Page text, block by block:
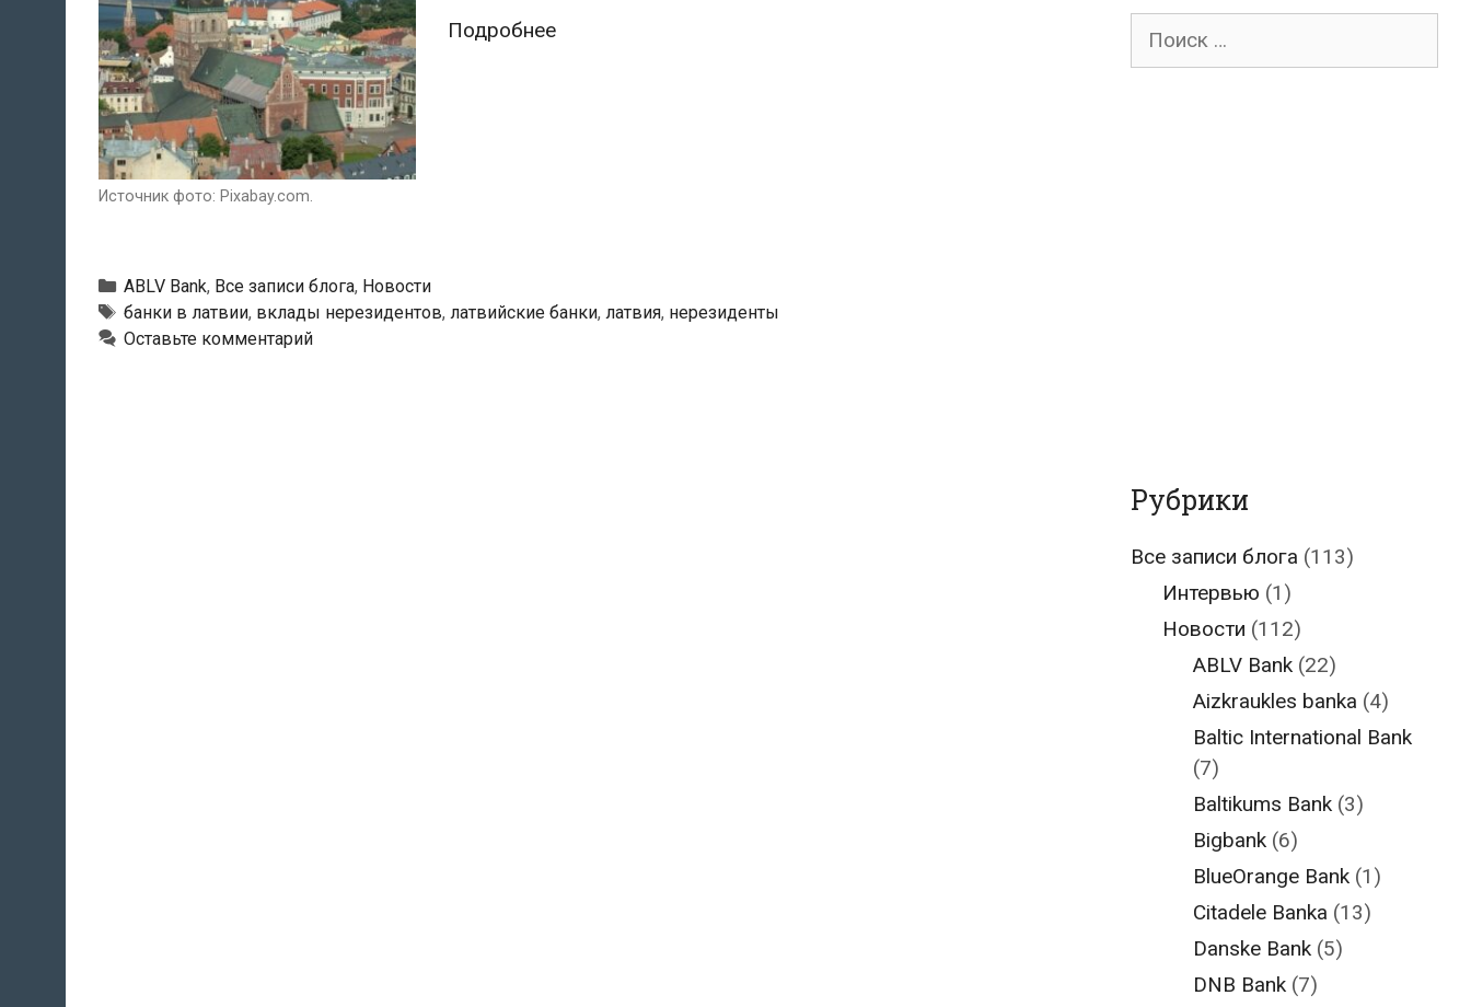
Источник фото: Pixabay.com.
ПодробнееМинистерство
в
Рубрики
ABLV Bank, Все записи блога, Новости
Тэги
банки в латвии, вклады нерезидентов, латвийские банки, латвия, нерезиденты
Оставьте комментарий
Поиск
Рубрики
Все записи блога (113)
Интервью (1)
Новости (112)
ABLV Bank (22)
Aizkraukles banka (4)
Baltic International Bank
(7)
Baltikums Bank (3)
Bigbank (6)
BlueOrange Bank (1)
Citadele Banka (13)
Danske Bank (5)
DNB Bank (7)